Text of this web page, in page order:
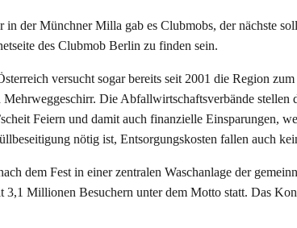
der Münchner Milla gab es Clubmobs, der nächste
des Clubmob Berlin zu finden sein.
versucht sogar bereits seit 2001 die Region
Die Abfallwirtschaftsverbände stellen
Feiern und damit auch finanzielle Einsparungen,
nötig ist, Entsorgungskosten fallen auch
dem Fest in einer zentralen Waschanlage der
3,1 Millionen Besuchern unter dem Motto statt. Das